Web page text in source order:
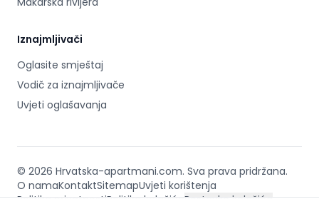
Iznajmljivači
Oglasite smještaj
Vodič za iznajmljivače
Uvjeti oglašavanja
© 2026 Hrvatska-apartmani.com. Sva prava pridržana.
O namaKontaktSitemapUvjeti korištenja
Footer